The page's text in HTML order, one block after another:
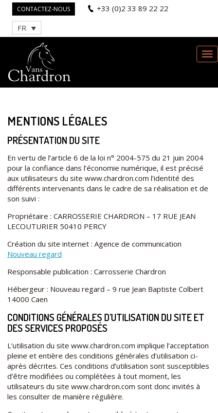
CONTACTEZ-NOUS +33 (0)2 33 89 22 22
FR
MENTIONS LÉGALES
PRÉSENTATION DU SITE
En vertu de l’article 6 de la loi n° 2004-575 du 21 juin 2004
pour la confiance dans l’économie numérique, il est précisé
aux utilisateurs du site www.chardron.com l’identité des
différents intervenants dans le cadre de sa réalisation et de
son suivi :
Propriétaire : CARROSSERIE CHARDRON – 17 RUE JEAN
LECOUTURIER 50410 PERCY
Création du site internet : Agence de communication
Nouveau regard
Responsable publication : Carrosserie Chardron
Hébergeur : Nouveau regard – 9 rue Jean Baptiste Colbert
14000 Caen
CONDITIONS GÉNÉRALES D’UTILISATION DU SITE ET
DES SERVICES PROPOSÉS
L’utilisation du site www.chardron.com implique l’acceptation
pleine et entière des conditions générales d’utilisation ci-
après décrites. Ces conditions d’utilisation sont susceptibles
d’être modifiées ou complétées à tout moment, les
utilisateurs du site www.chardron.com sont donc invités à
les consulter de manière régulière.